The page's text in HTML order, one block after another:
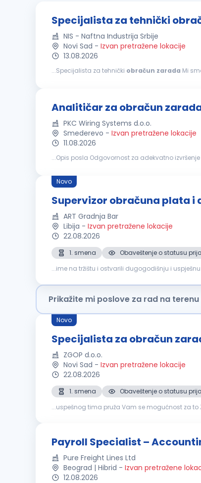
Specijalista za tehnički
NIS - Naftna Industrija Srbije
Novi Sad - Izvan pretražene lokacije
13.08.2026
...Specijalista za tehnički obračun zarada
Analitičar za obračun
PKC Wiring Systems d.o.o.
Smederevo - Izvan pretražene lokacije
11.08.2026
...Opis posla Odgovornost za
Novo
Supervizor obračuna plata
ART Gradnja Bar
Libija - Izvan pretražene lokacije
22.08.2026
1. smena
Obaveštenje o statusu
...ime na tržištu i ostvarili dugogodišnju i
Prikažite mi poslove za rad na terenu
Novo
Specijalista za obračun
ZGOP d.o.o.
Novi Sad - Izvan pretražene lokacije
22.08.2026
1. smena
Obaveštenje o statusu
...uspešnog tima pruža Vam se mogućnost za to
Payroll Specialist –
Pure Freight Lines Ltd
Beograd | Hibrid - Izvan pretražene
12.08.2026